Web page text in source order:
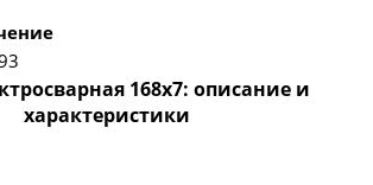
168х7: описание и
характеристики